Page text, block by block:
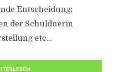
Entscheidung:
der Schuldnerin
etc...